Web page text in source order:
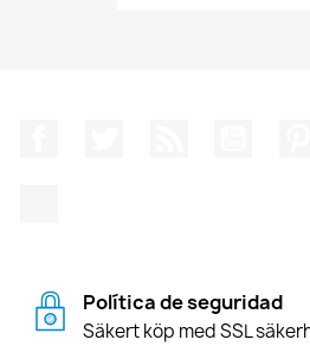
Política de seguridad
Säkert köp med SSL